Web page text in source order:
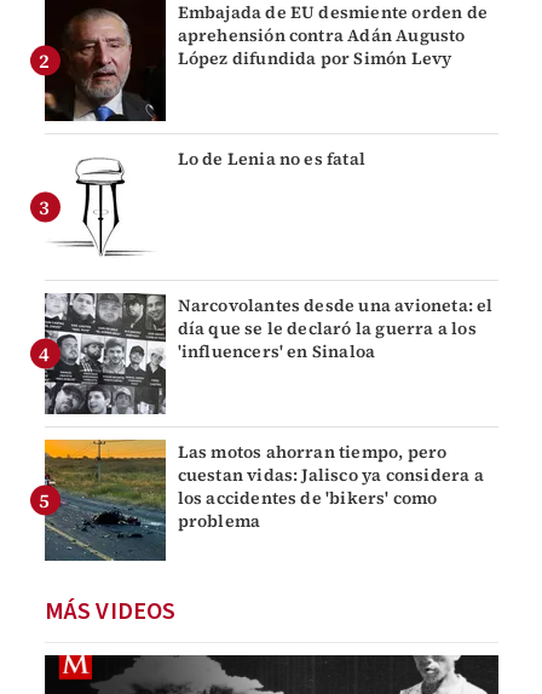
Embajada de EU desmiente orden de
aprehensión contra Adán Augusto
López difundida por Simón Levy
Lo de Lenia no es fatal
Narcovolantes desde una avioneta: el
día que se le declaró la guerra a los
'influencers' en Sinaloa
Las motos ahorran tiempo, pero
cuestan vidas: Jalisco ya considera a
los accidentes de 'bikers' como
problema
MÁS VIDEOS